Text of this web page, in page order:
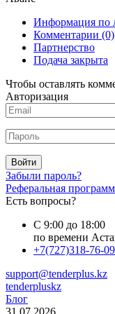
Информация по
Комментарии (0)
Партнерство
Подача закрыта
Чтобы оставлять
Авторизация
Войти
Забыли пароль?
Реферальная
Есть вопросы?
С 9:00 до 18:00
по времени
+7(727)318-76-09
support@tenderplus.kz
tenderpluskz
Блог